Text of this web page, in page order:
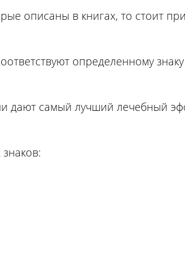
описаны в книгах, то стоит
определенному
дают самый лучший лечебный